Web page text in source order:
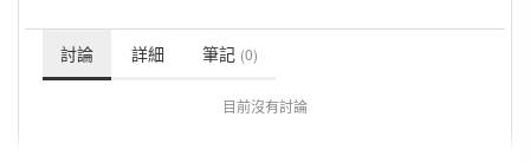
討論 詳細 筆記 (0)
目前沒有討論